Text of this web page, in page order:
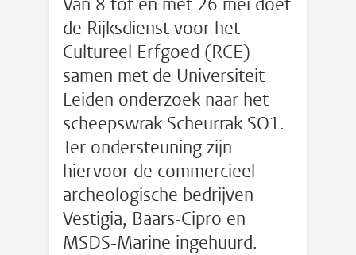
de Rijksdienst voor het
Cultureel Erfgoed (RCE)
samen met de Universiteit
Leiden onderzoek naar het
scheepswrak Scheurrak SO1.
Ter ondersteuning zijn
hiervoor de commercieel
archeo­logische bedrijven
Vestigia, Baars-Cipro en
MSDS-Marine ingehuurd.